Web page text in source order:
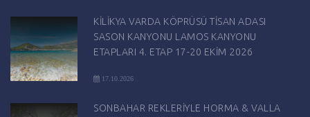
KİLİKYA VARDA KÖPRÜSÜ TİSAN ADASI
SASON KANYONU LAMOS KANYONU
ETAPLARI 4. ETAP 17-20 EKİM 2026
17.10.2026
SONBAHAR REKLERİYLE HORMA & VALLA